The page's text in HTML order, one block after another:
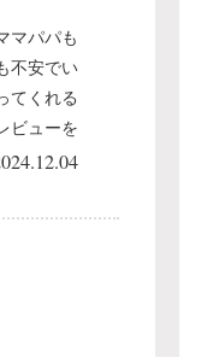
マパパも
不安でい
てくれる
ビューを